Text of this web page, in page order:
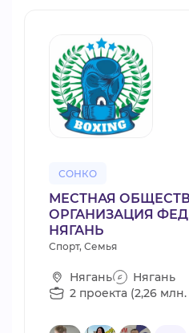
СОНКО
МЕСТНАЯ
ОРГАНИЗАЦИЯ
НЯГАНЬ
Спорт, Семья
Нягань
Нягань
2 проекта (2,26 млн.